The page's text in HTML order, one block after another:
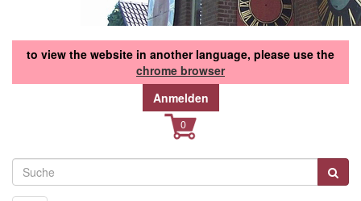
to view the website in another language, please use the
chrome browser
Anmelden